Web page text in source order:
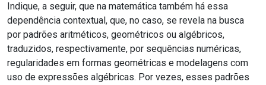
Indique, a seguir, que na matemática também há essa
dependência contextual, que, no caso, se revela na busca
por padrões aritméticos, geométricos ou algébricos,
traduzidos, respectivamente, por sequências numéricas,
regularidades em formas geométricas e modelagens com
uso de expressões algébricas. Por vezes, esses padrões